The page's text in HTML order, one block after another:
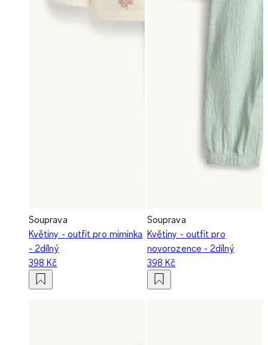
Souprava
Květiny - outfit pro miminka
- 2dílný
398 Kč
Souprava
Květiny - outfit pro
novorozence - 2dílný
398 Kč